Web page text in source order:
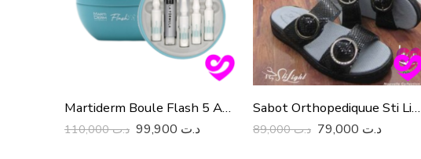
Martiderm Boule Flash 5 Ampoule
د.ت110,000 د.ت
Sabot Orthopediquue Sti Light
د.ت89,000 د.ت